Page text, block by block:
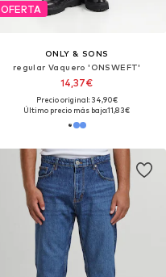
OFERTA
ONLY & SONS
regular Vaquero 'ONSWEFT'
14,37€
Precio original: 34,90€
Último precio más bajo:11,83€